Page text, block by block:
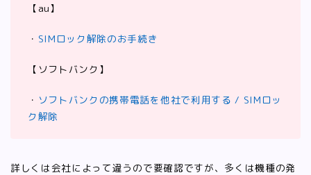
【au】
・ SIMロック解除のお手続き
【ソフトバンク】
・ ソフトバンクの携帯電話を他社で利用する / SIMロッ
ク解除
詳しくは会社によって違うので要確認ですが、多くは機種の発